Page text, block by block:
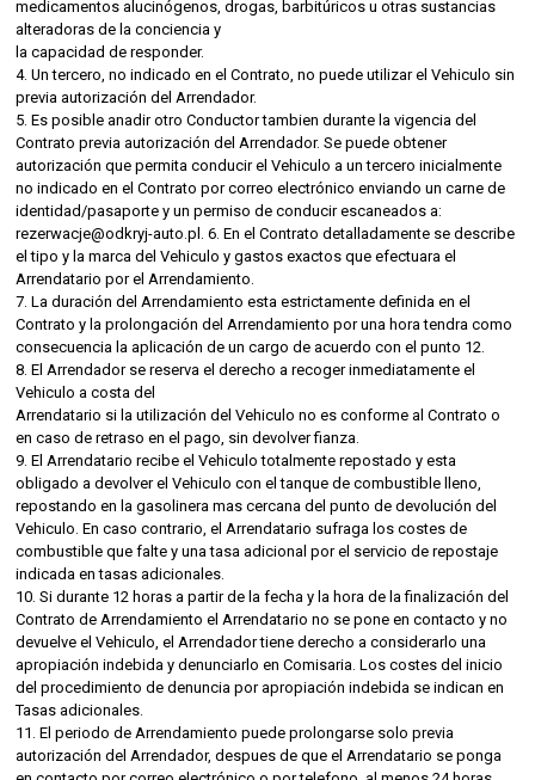
medicamentos alucinógenos, drogas, barbitúricos u otras sustancias
alteradoras de la conciencia y
la capacidad de responder.
4. Un tercero, no indicado en el Contrato, no puede utilizar el Vehiculo sin
previa autorización del Arrendador.
5. Es posible anadir otro Conductor tambien durante la vigencia del
Contrato previa autorización del Arrendador. Se puede obtener
autorización que permita conducir el Vehiculo a un tercero inicialmente
no indicado en el Contrato por correo electrónico enviando un carne de
identidad/pasaporte y un permiso de conducir escaneados a:
rezerwacje@odkryj-auto.pl. 6. En el Contrato detalladamente se describe
el tipo y la marca del Vehiculo y gastos exactos que efectuara el
Arrendatario por el Arrendamiento.
7. La duración del Arrendamiento esta estrictamente definida en el
Contrato y la prolongación del Arrendamiento por una hora tendra como
consecuencia la aplicación de un cargo de acuerdo con el punto 12.
8. El Arrendador se reserva el derecho a recoger inmediatamente el
Vehiculo a costa del
Arrendatario si la utilización del Vehiculo no es conforme al Contrato o
en caso de retraso en el pago, sin devolver fianza.
9. El Arrendatario recibe el Vehiculo totalmente repostado y esta
obligado a devolver el Vehiculo con el tanque de combustible lleno,
repostando en la gasolinera mas cercana del punto de devolución del
Vehiculo. En caso contrario, el Arrendatario sufraga los costes de
combustible que falte y una tasa adicional por el servicio de repostaje
indicada en tasas adicionales.
10. Si durante 12 horas a partir de la fecha y la hora de la finalización del
Contrato de Arrendamiento el Arrendatario no se pone en contacto y no
devuelve el Vehiculo, el Arrendador tiene derecho a considerarlo una
apropiación indebida y denunciarlo en Comisaria. Los costes del inicio
del procedimiento de denuncia por apropiación indebida se indican en
Tasas adicionales.
11. El periodo de Arrendamiento puede prolongarse solo previa
autorización del Arrendador, despues de que el Arrendatario se ponga